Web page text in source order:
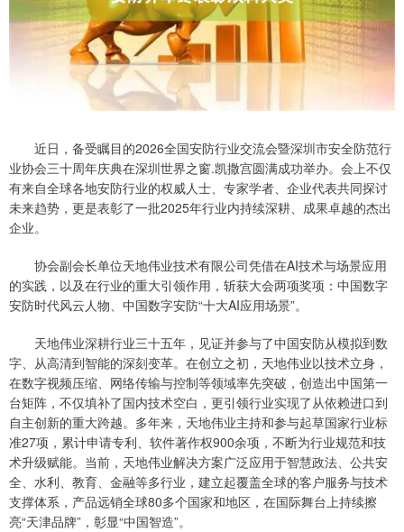
近日，备受瞩目的2026全国安防行业交流会暨深圳市安全防范行
业协会三十周年庆典在深圳世界之窗.凯撒宫圆满成功举办。会上不仅
有来自全球各地安防行业的权威人士、专家学者、企业代表共同探讨
未来趋势，更是表彰了一批2025年行业内持续深耕、成果卓越的杰出
企业。
协会副会长单位天地伟业技术有限公司凭借在AI技术与场景应用
的实践，以及在行业的重大引领作用，斩获大会两项奖项：中国数字
安防时代风云人物、中国数字安防“十大AI应用场景”。
天地伟业深耕行业三十五年，见证并参与了中国安防从模拟到数
字、从高清到智能的深刻变革。在创立之初，天地伟业以技术立身，
在数字视频压缩、网络传输与控制等领域率先突破，创造出中国第一
台矩阵，不仅填补了国内技术空白，更引领行业实现了从依赖进口到
自主创新的重大跨越。多年来，天地伟业主持和参与起草国家行业标
准27项，累计申请专利、软件著作权900余项，不断为行业规范和技
术升级赋能。当前，天地伟业解决方案广泛应用于智慧政法、公共安
全、水利、教育、金融等多行业，建立起覆盖全球的客户服务与技术
支撑体系，产品远销全球80多个国家和地区，在国际舞台上持续擦
亮“天津品牌”，彰显“中国智造”。